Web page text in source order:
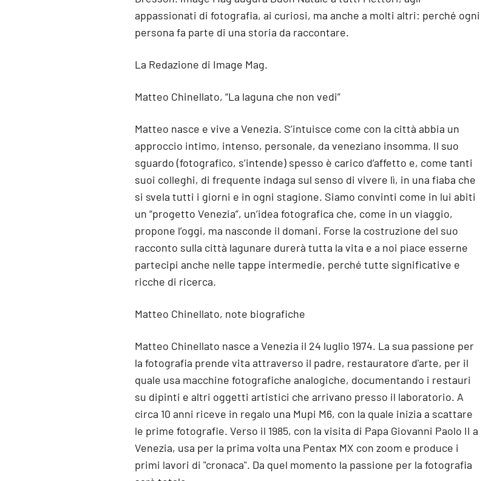
appassionati di fotografia, ai curiosi, ma anche a molti altri: perché ogni
persona fa parte di una storia da raccontare.
La Redazione di Image Mag.
Matteo Chinellato, “La laguna che non vedi”
Matteo nasce e vive a Venezia. S’intuisce come con la città abbia un
approccio intimo, intenso, personale, da veneziano insomma. Il suo
sguardo (fotografico, s’intende) spesso è carico d’affetto e, come tanti
suoi colleghi, di frequente indaga sul senso di vivere lì, in una fiaba che
si svela tutti i giorni e in ogni stagione. Siamo convinti come in lui abiti
un “progetto Venezia”, un’idea fotografica che, come in un viaggio,
propone l’oggi, ma nasconde il domani. Forse la costruzione del suo
racconto sulla città lagunare durerà tutta la vita e a noi piace esserne
partecipi anche nelle tappe intermedie, perché tutte significative e
ricche di ricerca.
Matteo Chinellato, note biografiche
Matteo Chinellato nasce a Venezia il 24 luglio 1974. La sua passione per
la fotografia prende vita attraverso il padre, restauratore d'arte, per il
quale usa macchine fotografiche analogiche, documentando i restauri
su dipinti e altri oggetti artistici che arrivano presso il laboratorio. A
circa 10 anni riceve in regalo una Mupi M6, con la quale inizia a scattare
le prime fotografie. Verso il 1985, con la visita di Papa Giovanni Paolo II a
Venezia, usa per la prima volta una Pentax MX con zoom e produce i
primi lavori di "cronaca". Da quel momento la passione per la fotografia